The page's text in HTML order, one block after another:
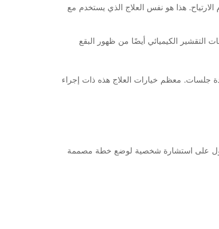
هذا هو نفس العلاج الذي يستخدم مع
التقشير الكيميائي أيضًا من ظهور البقع
جلسات. معظم خيارات العلاج هذه ذات إجراء
على استشارة شخصية لوضع خطة مصممة